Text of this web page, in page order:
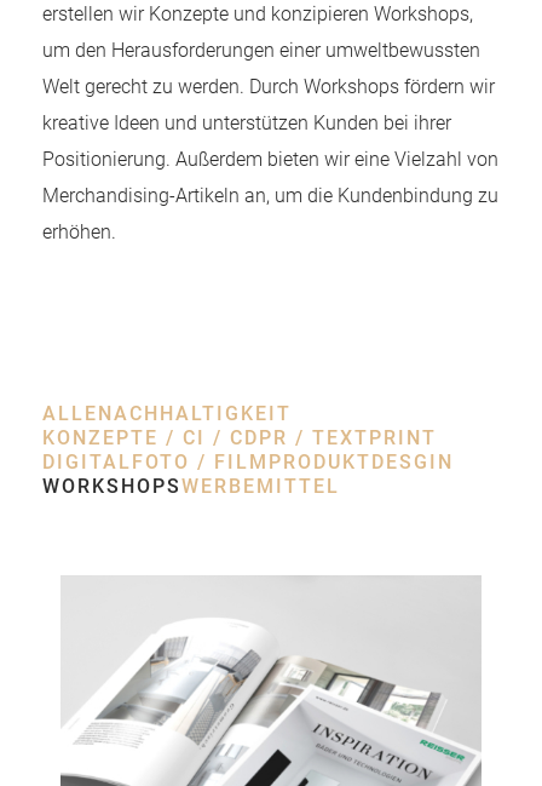
erstellen wir Konzepte und konzipieren Workshops,
um den Herausforderungen einer umweltbewussten
Welt gerecht zu werden. Durch Workshops fördern wir
kreative Ideen und unterstützen Kunden bei ihrer
Positionierung. Außerdem bieten wir eine Vielzahl von
Merchandising-Artikeln an, um die Kundenbindung zu
erhöhen.
ALLENACHHALTIGKEIT
KONZEPTE / CI / CDPR / TEXTPRINT
DIGITAL FOTO / FILM PRODUKTDESGIN
WORKSHOPSWERBEMITTEL